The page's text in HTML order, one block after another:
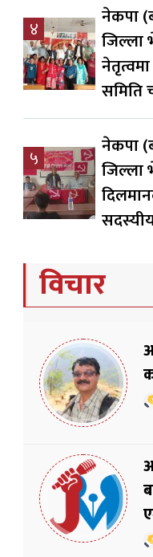
४
नेकपा
जिल्ला
समिति
५
नेकपा
जिल्ला
विचार